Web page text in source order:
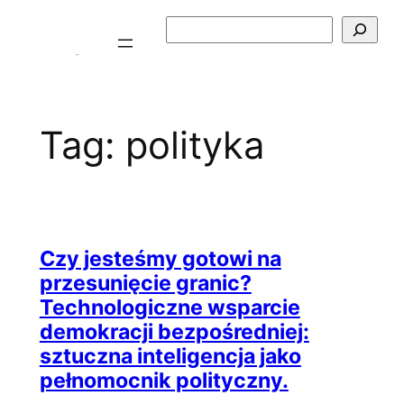
Tag: polityka
Czy jesteśmy gotowi na
przesunięcie granic?
Technologiczne wsparcie
demokracji bezpośredniej:
sztuczna inteligencja jako
pełnomocnik polityczny.